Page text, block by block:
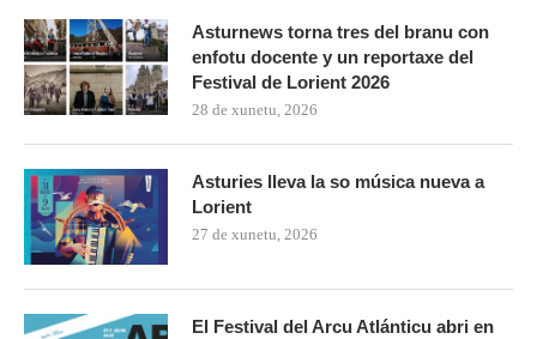
Asturnews torna tres del branu con
enfotu docente y un reportaxe del
Festival de Lorient 2026
28 de xunetu, 2026
Asturies lleva la so música nueva a
Lorient
27 de xunetu, 2026
El Festival del Arcu Atlánticu abri en